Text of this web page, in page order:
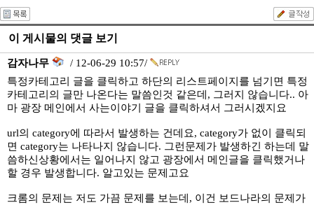
이 게시물의 댓글 보기
감자나무
/ 12-06-29 10:57/
특정카테고리 글을 클릭하고 하단의 리스트페이지를 넘기면 특정
카테고리의 글만 나온다는 말씀인것 같은데, 그러지 않습니다.. 아
마 광장 메인에서 사는이야기 글을 클릭하셔서 그러시겠지요
url의 category에 따라서 발생하는 건데요, category가 없이 클릭되
면 category는 나타나지 않습니다. 그런문제가 발생하긴 하는데 말
씀하신상황에서는 일어나지 않고 광장에서 메인글을 클릭했거나
할 경우 발생합니다. 알고있는 문제고요
크롬의 문제는 저도 가끔 문제를 보는데, 이건 보드나라의 문제가